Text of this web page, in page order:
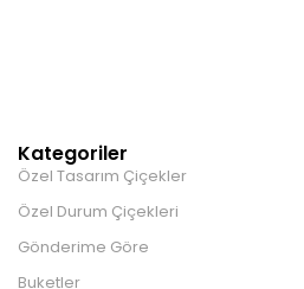
Kategoriler
Özel Tasarım Çiçekler
Özel Durum Çiçekleri
Gönderime Göre
Buketler